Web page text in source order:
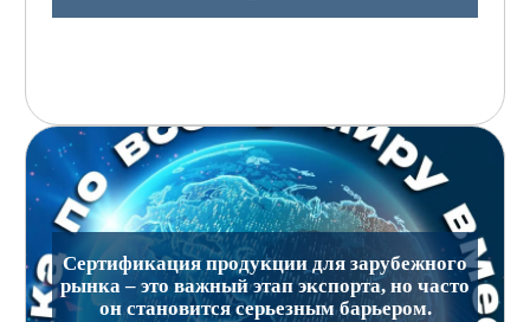
Сертификация продукции для зарубежного
рынка – это важный этап экспорта, но часто
он становится серьезным барьером.